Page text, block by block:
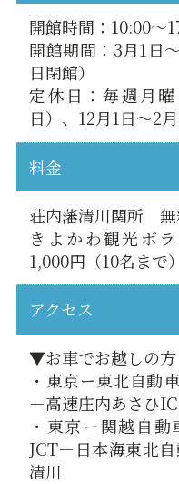
開館時間：10:00～
開館期間：3月1日
日閉館）
定休日：毎週月
日）、12月1日～2
料金
荘内藩清川関所
きよかわ観光ボ
1,000円（10名まで）
アクセス
▼お車でお越しの方
・東京ー東北自動
－高速庄内あさひ
・東京ー関越自
JCT－日本海東北
清川